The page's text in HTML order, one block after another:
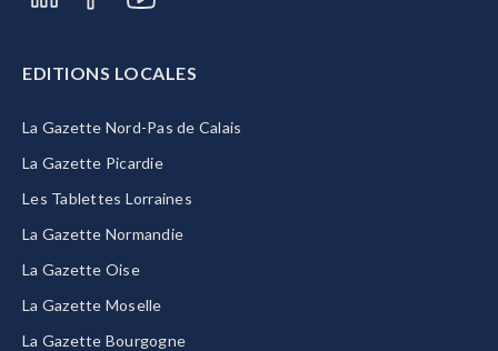
EDITIONS LOCALES
La Gazette Nord-Pas de Calais
La Gazette Picardie
Les Tablettes Lorraines
La Gazette Normandie
La Gazette Oise
La Gazette Moselle
La Gazette Bourgogne